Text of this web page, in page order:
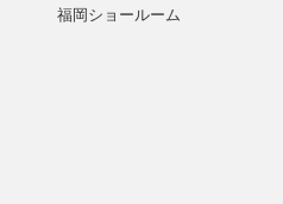
福岡ショールーム